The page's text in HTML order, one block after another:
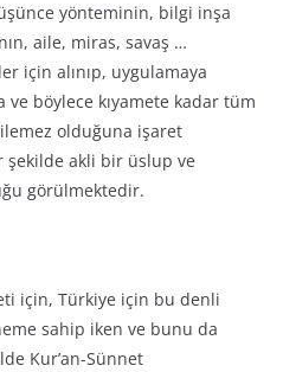
yönteminin, bilgi inşa
aile, miras, savaş …
için alınıp, uygulamaya
böylece kıyamete kadar tüm
olduğuna işaret
şekilde akli bir üslup ve
görülmektedir.
için, Türkiye için bu denli
sahip iken ve bunu da
Kur’an-Sünnet